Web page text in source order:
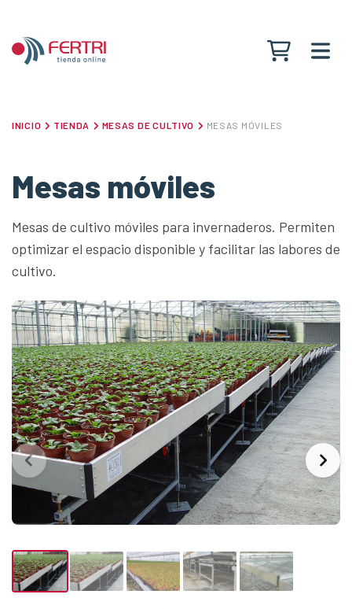
Ver
INICIO TIENDA MESAS DE CULTIVO MESAS MÓVILES
Mesas móviles
Mesas de cultivo móviles para invernaderos. Permiten
optimizar el espacio disponible y facilitar las labores de
cultivo.